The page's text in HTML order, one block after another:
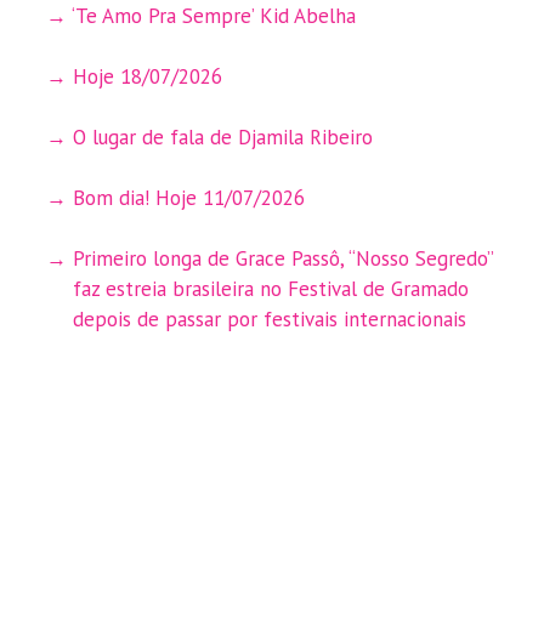
‘Te Amo Pra Sempre’ Kid Abelha
Hoje 18/07/2026
O lugar de fala de Djamila Ribeiro
Bom dia! Hoje 11/07/2026
Primeiro longa de Grace Passô, “Nosso Segredo”
faz estreia brasileira no Festival de Gramado
depois de passar por festivais internacionais